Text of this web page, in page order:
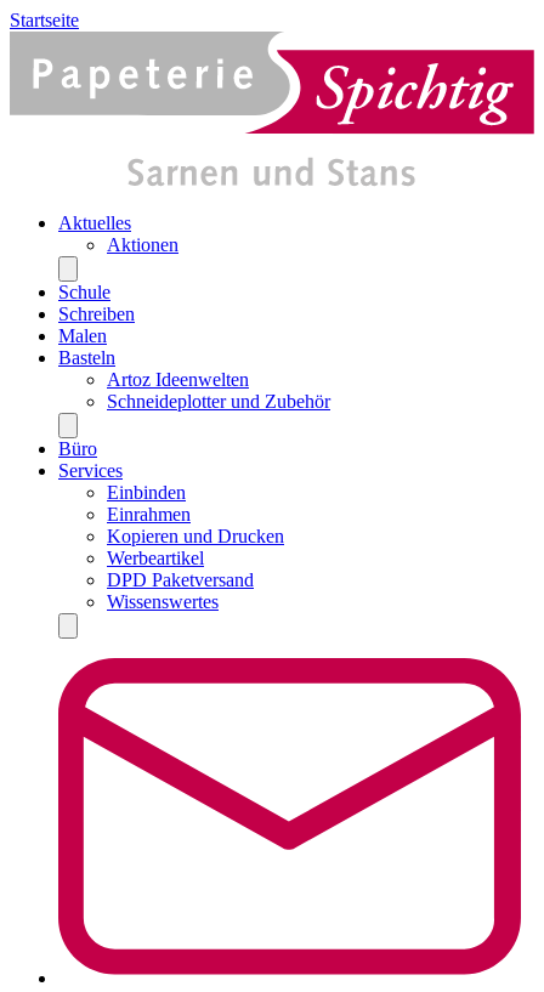
Startseite
Aktuelles
Aktionen
Schule
Schreiben
Malen
Basteln
Artoz Ideenwelten
Schneideplotter und Zubehör
Büro
Services
Einbinden
Einrahmen
Kopieren und Drucken
Werbeartikel
DPD Paketversand
Wissenswertes